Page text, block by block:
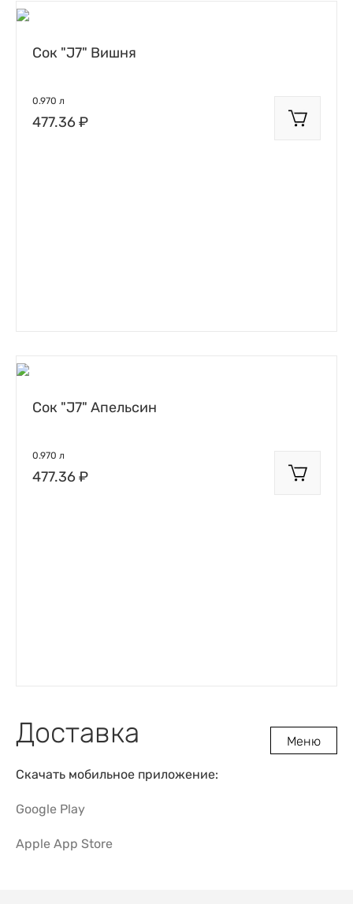
Сок "J7" Вишня
0.970 л
477.36 ₽
Сок "J7" Апельсин
0.970 л
477.36 ₽
Доставка Меню
Скачать мобильное приложение:
Google Play
Apple App Store